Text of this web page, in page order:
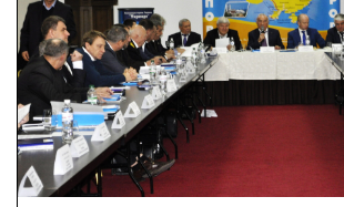
Одеський
Національний
Морський університет
Національний